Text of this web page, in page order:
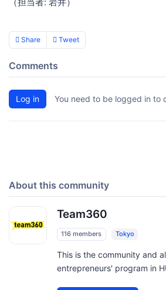
Share Tweet
Comments
Log in You need to be logged in to
About this community
Team360
116 members Tokyo
This is the community and
entrepreneurs' program in